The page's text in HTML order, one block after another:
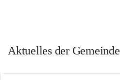
Aktuelles der Gemeinde